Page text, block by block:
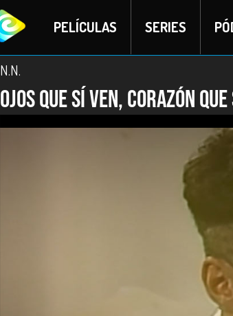
PELÍCULAS SERIES
N.N.
Ojos que sí ven, corazón